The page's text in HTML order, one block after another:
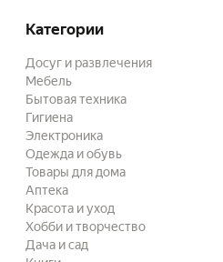
Категории
Досуг и развлечения
Мебель
Бытовая техника
Гигиена
Электроника
Одежда и обувь
Товары для дома
Аптека
Красота и уход
Хобби и творчество
Дача и сад